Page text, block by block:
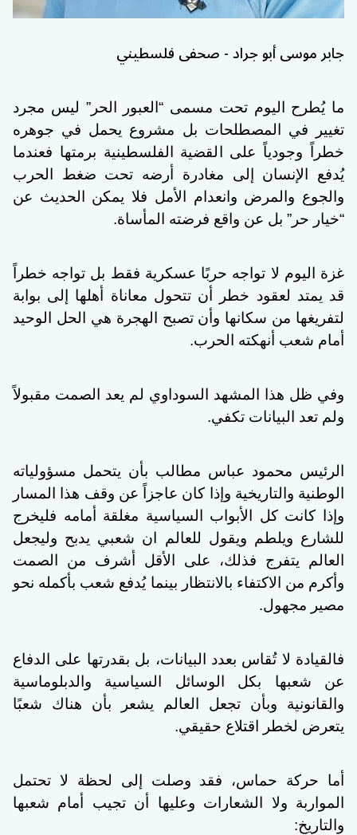
جابر موسى أبو جراد - صحفى فلسطيني
ما يُطرح اليوم تحت مسمى “العبور الحر” ليس مجرد
تغيير في المصطلحات بل مشروع يحمل في جوهره
خطراً وجودياً على القضية الفلسطينية برمتها فعندما
يُدفع الإنسان إلى مغادرة أرضه تحت ضغط الحرب
والجوع والمرض وانعدام الأمل فلا يمكن الحديث عن
“خيار حر” بل عن واقع فرضته المأساة.
غزة اليوم لا تواجه حربًا عسكرية فقط بل تواجه خطراً
قد يمتد لعقود خطر أن تتحول معاناة أهلها إلى بوابة
لتفريغها من سكانها وأن تصبح الهجرة هي الحل الوحيد
أمام شعب أنهكته الحرب.
وفي ظل هذا المشهد السوداوي لم يعد الصمت مقبولاً
ولم تعد البيانات تكفي.
الرئيس محمود عباس مطالب بأن يتحمل مسؤولياته
الوطنية والتاريخية وإذا كان عاجزاً عن وقف هذا المسار
وإذا كانت كل الأبواب السياسية مغلقة أمامه فليخرج
للشارع ويلطم ويقول للعالم ان شعبي يدبح وليجعل
العالم يتفرج فذلك، على الأقل أشرف من الصمت
وأكرم من الاكتفاء بالانتظار بينما يُدفع شعب بأكمله نحو
مصير مجهول.
فالقيادة لا تُقاس بعدد البيانات، بل بقدرتها على الدفاع
عن شعبها بكل الوسائل السياسية والدبلوماسية
والقانونية وبأن تجعل العالم يشعر بأن هناك شعبًا
يتعرض لخطر اقتلاع حقيقي.
أما حركة حماس، فقد وصلت إلى لحظة لا تحتمل
المواربة ولا الشعارات وعليها أن تجيب أمام شعبها
والتاريخ: